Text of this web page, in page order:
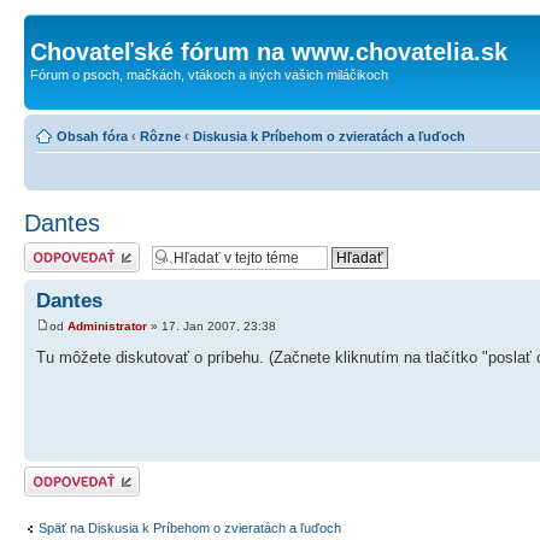
Chovateľské fórum na www.chovatelia.sk
Fórum o psoch, mačkách, vtákoch a iných vašich miláčikoch
Obsah fóra ‹ Rôzne ‹ Diskusia k Príbehom o zvieratách a ľuďoch
Dantes
Odoslať odpoveď
Dantes
od Administrator » 17. Jan 2007, 23:38
Tu môžete diskutovať o príbehu. (Začnete kliknutím na tlačítko "poslať
Odoslať odpoveď
Späť na Diskusia k Príbehom o zvieratách a ľuďoch